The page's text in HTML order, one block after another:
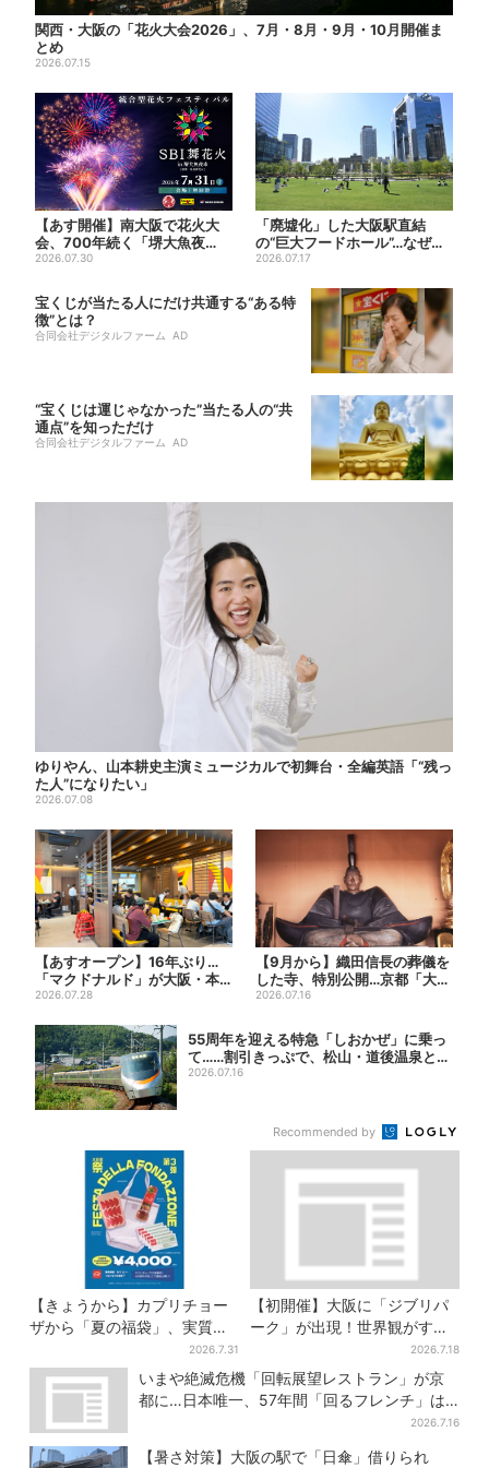
関西・大阪の「花火大会2026」、7月・8月・9月・10月開催ま
とめ
2026.07.15
【あす開催】南大阪で花火大
会、700年続く「堺大魚夜
市」のフィナーレ飾る…有料
2026.07.30
「廃墟化」した大阪駅直結
の“巨大フードホール”…なぜ？
実は、梅田ランチ＆カフェ...
2026.07.17
宝くじが当たる人にだけ共通する“ある特
徴”とは？
合同会社デジタルファーム AD
“宝くじは運じゃなかった”当たる人の“共
通点”を知っただけ
合同会社デジタルファーム AD
ゆりやん、山本耕史主演ミュージカルで初舞台・全編英語「“残っ
た人”になりたい」
2026.07.08
【あすオープン】16年ぶり…
「マクドナルド」が大阪・本
町に帰ってくる！駅から徒歩...
2026.07.28
【9月から】織田信長の葬儀を
した寺、特別公開…京都「大徳
寺」3年ぶりの“レア寺院...
2026.07.16
55周年を迎える特急「しおかぜ」に乗っ
て……割引きっぷで、松山・道後温泉と南
予を...
2026.07.16
Recommended by
【きょうから】カプリチョー
ザから「夏の福袋」、実質無
料…？値段以上の食事券＆限
定アイテム付き
2026.7.31
【初開催】大阪に「ジブリパ
ーク」が出現！世界観がすご
い…細かな仕掛け＆巨大フォ
トスポットに注目
2026.7.18
いまや絶滅危機「回転展望レストラン」が京
都に…日本唯一、57年間「回るフレンチ」は
2026.7.16
【暑さ対策】大阪の駅で「日傘」借りられ